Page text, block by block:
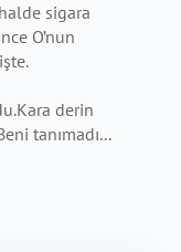
sigara
O’nun
derin
tanımadı...